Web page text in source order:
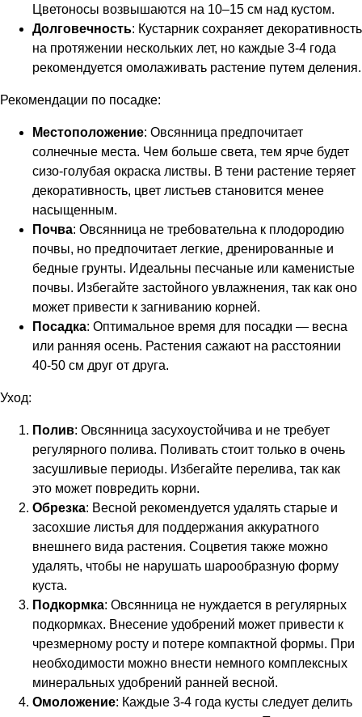
Цветоносы возвышаются на 10–15 см над кустом.
Долговечность: Кустарник сохраняет декоративность
на протяжении нескольких лет, но каждые 3-4 года
рекомендуется омолаживать растение путем деления.
Рекомендации по посадке:
Местоположение: Овсянница предпочитает
солнечные места. Чем больше света, тем ярче будет
сизо-голубая окраска листвы. В тени растение теряет
декоративность, цвет листьев становится менее
насыщенным.
Почва: Овсянница не требовательна к плодородию
почвы, но предпочитает легкие, дренированные и
бедные грунты. Идеальны песчаные или каменистые
почвы. Избегайте застойного увлажнения, так как оно
может привести к загниванию корней.
Посадка: Оптимальное время для посадки — весна
или ранняя осень. Растения сажают на расстоянии
40-50 см друг от друга.
Уход:
Полив: Овсянница засухоустойчива и не требует
регулярного полива. Поливать стоит только в очень
засушливые периоды. Избегайте перелива, так как
это может повредить корни.
Обрезка: Весной рекомендуется удалять старые и
засохшие листья для поддержания аккуратного
внешнего вида растения. Соцветия также можно
удалять, чтобы не нарушать шарообразную форму
куста.
Подкормка: Овсянница не нуждается в регулярных
подкормках. Внесение удобрений может привести к
чрезмерному росту и потере компактной формы. При
необходимости можно внести немного комплексных
минеральных удобрений ранней весной.
Омоложение: Каждые 3-4 года кусты следует делить